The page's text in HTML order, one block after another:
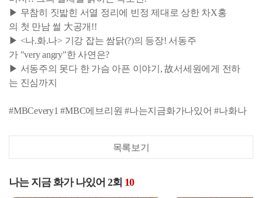
▶ 무참히 짓밟힌 서열 정리에 빈정 제대로 상한 차X홍
의 첫 만남 썰 大공개!!
▶ <나.화.나> 기강 잡는 쌈닭(?)의 등장! 서동주
가 "very angry"한 사연은?
▶ 서동주의 못다 한 가슴 아픈 이야기, 故서세원에게 전하
는 진심까지
#MBCevery1 #MBC에브리원 #나는지금화가나있어 #나화나
목록보기
나는 지금 화가 나있어 2회 10